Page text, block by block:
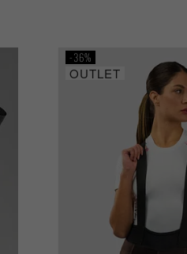
OUTLET
36%